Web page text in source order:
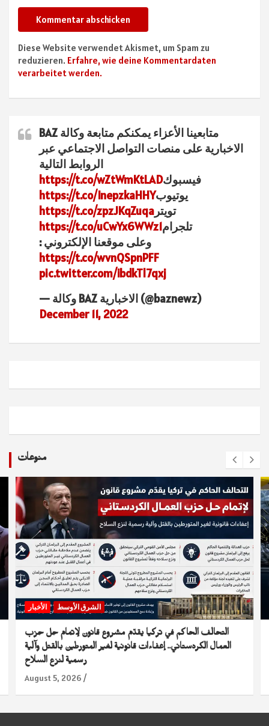
Diese Website verwendet Akismet, um Spam zu
reduzieren. Erfahre, wie deine Kommentardaten
verarbeitet werden.
متابعينا الأعزاء يمكنكم متابعة وكالة BAZ
الاخبارية على منصات التواصل الاجتماعي عبر
الروابط التالية
فيسبوكhttps://t.co/wZtWmKtLAD
يوتيوبhttps://t.co/InepzkaHHY
تويتر https://t.co/zpzJKqZuqa
تلجرامhttps://t.co/uCwYx6WWz1
وعلى موقعنا الإلكتروني :
https://t.co/wvnQSpnPFF
pic.twitter.com/ibdkTl7qxj
— وكالة BAZ الاخبارية (@baznewz)
December 11, 2022
منوعات
الأخبار الشرق الأوسط
التحالف الحاكم في تركيا يقدّم مشروع قانون لإتمام حل حزب
العمال الكردستاني.. إعفاءات قانونية لغير المتورطين بالقتل وآلية
رسمية لنزع السلاح
August 5, 2026